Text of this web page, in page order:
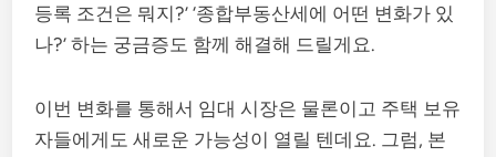
등록 조건은 뭐지?’ ‘종합부동산세에 어떤 변화가 있
나?’ 하는 궁금증도 함께 해결해 드릴게요.
이번 변화를 통해서 임대 시장은 물론이고 주택 보유
자들에게도 새로운 가능성이 열릴 텐데요. 그럼, 본